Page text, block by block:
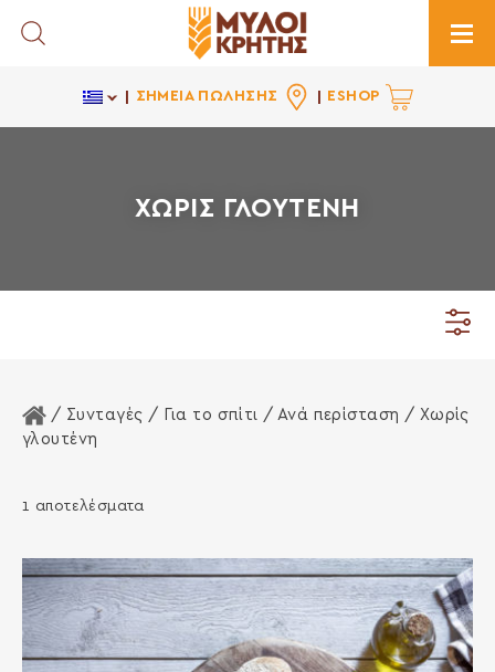
Toggle Search
ΣΗΜΕΙΑ ΠΩΛΗΣΗΣ ESHOP
ΧΩΡΙΣ ΓΛΟΥΤΕΝΗ
Αρχική Σελίδα
/ Συνταγές / Για το σπίτι / Ανά περίσταση / Χωρίς
γλουτένη
1 αποτελέσματα